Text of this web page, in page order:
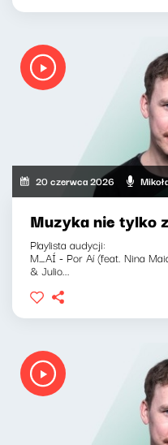
20 czerwca 2026
Muzyka nie tylko
Playlista audycji:
M_AÍ - Por Aí (feat. Nina
& Julio...